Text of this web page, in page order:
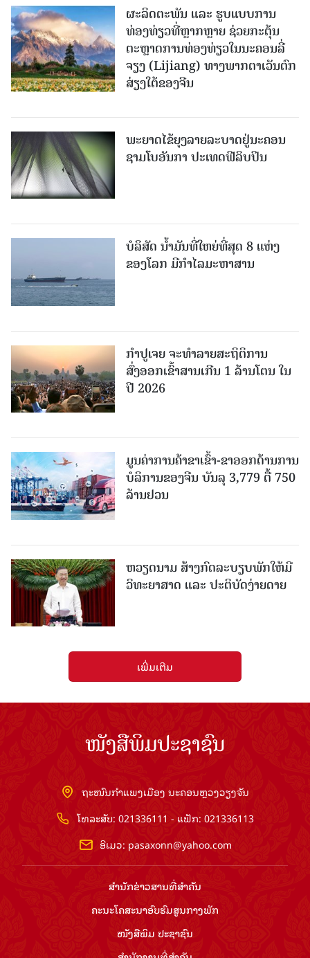
ຜະລິດຕະພັນ ແລະ ຮູບແບບການ
ທ່ອງທ່ຽວທີ່ຫຼາກຫຼາຍ ຊ່ວຍກະຕຸ້ນ
ຕະຫຼາດການທ່ອງທ່ຽວໃນນະຄອນລີ່
ຈຽງ (Lijiang) ທາງພາກຕາເວັນຕົກ
ສ່ຽງໃຕ້ຂອງຈີນ
ພະຍາດໄຂ້ຍຸງລາຍລະບາດຢູ່ນະຄອນ
ຊາມໂບ​ອັນກາ ປະເທດຟີລິບປິນ
ບໍລິສັດ ນ້ຳມັນທີ່ໃຫຍ່ທີ່ສຸດ 8 ແຫ່ງ
ຂອງໂລກ ມີກຳໄລມະຫາສານ
ກຳປູເຈຍ ຈະທຳລາຍສະຖິຕິການ
ສົ່ງອອກເຂົ້າສານເກີນ 1 ລ້ານໂຕນ ໃນ
ປີ 2026
ມູນຄ່າການຄ້າຂາເຂົ້າ-ຂາອອກດ້ານການ
ບໍລິການຂອງຈີນ ບັນລຸ 3,779 ຕື້ 750
ລ້ານຢວນ
ຫວຽດນາມ ສ້າງກົດລະບຽບພັກໃຫ້ມີ
ວິທະຍາສາດ ແລະ ປະຕິບັດງ່າຍດາຍ
ເພີ່ມເຕີມ
ໜັງສືພິມປະຊາຊົນ
ຖະໜົນກຳແພງເມືອງ ນະຄອນຫຼວງວຽງຈັນ
ໂທລະສັບ: 021336111 - ແຟັກ: 021336113
ອີເມວ: pasaxonn@yahoo.com
ສຳ​ນັກ​ຂ່າວ​ສານ​ທີ່​ສຳ​ຄັນ​
ຄະນະໂຄສະນາອົບຮົມ​ສູນ​ກາງ​ພັກ
ໜັງສືພິມ ປະ​ຊາ​ຊົນ